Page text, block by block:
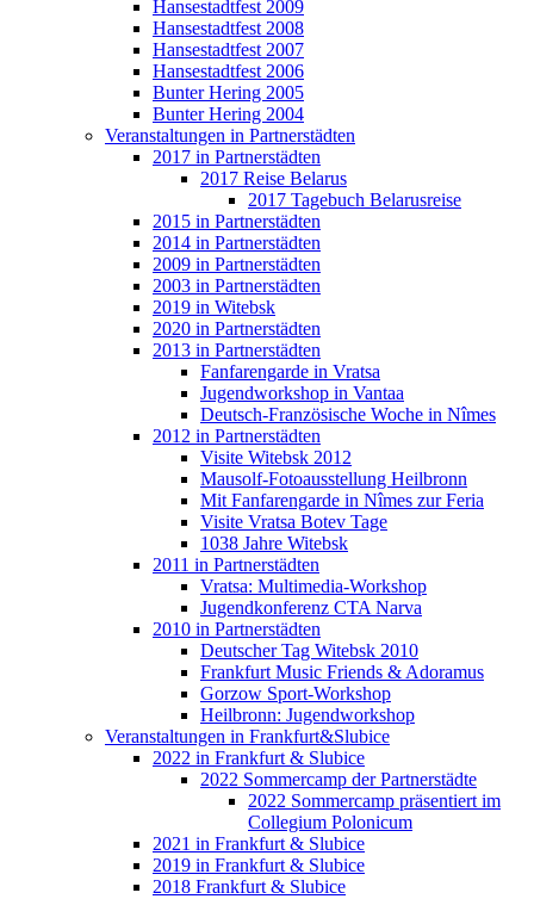
Hansestadtfest 2009
Hansestadtfest 2008
Hansestadtfest 2007
Hansestadtfest 2006
Bunter Hering 2005
Bunter Hering 2004
Veranstaltungen in Partnerstädten
2017 in Partnerstädten
2017 Reise Belarus
2017 Tagebuch Belarusreise
2015 in Partnerstädten
2014 in Partnerstädten
2009 in Partnerstädten
2003 in Partnerstädten
2019 in Witebsk
2020 in Partnerstädten
2013 in Partnerstädten
Fanfarengarde in Vratsa
Jugendworkshop in Vantaa
Deutsch-Französische Woche in Nîmes
2012 in Partnerstädten
Visite Witebsk 2012
Mausolf-Fotoausstellung Heilbronn
Mit Fanfarengarde in Nîmes zur Feria
Visite Vratsa Botev Tage
1038 Jahre Witebsk
2011 in Partnerstädten
Vratsa: Multimedia-Workshop
Jugendkonferenz CTA Narva
2010 in Partnerstädten
Deutscher Tag Witebsk 2010
Frankfurt Music Friends & Adoramus
Gorzow Sport-Workshop
Heilbronn: Jugendworkshop
Veranstaltungen in Frankfurt&Slubice
2022 in Frankfurt & Slubice
2022 Sommercamp der Partnerstädte
2022 Sommercamp präsentiert im
Collegium Polonicum
2021 in Frankfurt & Slubice
2019 in Frankfurt & Slubice
2018 Frankfurt & Slubice